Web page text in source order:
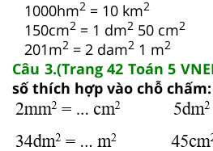
1000hm2 = 10 km2
150cm2 = 1 dm2 50 cm2
201m2 = 2 dam2 1 m2
Câu 3.(Trang 42 Toán 5
số thích hợp vào chỗ chấm: